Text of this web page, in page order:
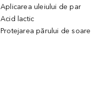
Aplicarea uleiului de par
Acid lactic
Protejarea părului de soare